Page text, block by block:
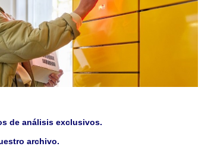
de análisis exclusivos.
archivo.